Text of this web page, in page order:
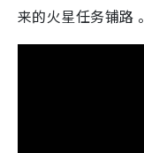
来的火星任务铺路 。